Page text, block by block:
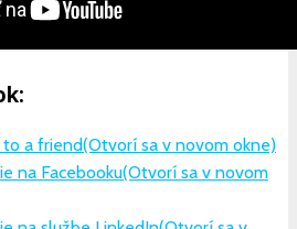
to a friend(Otvorí sa v novom okne)
na Facebooku(Otvorí sa v novom